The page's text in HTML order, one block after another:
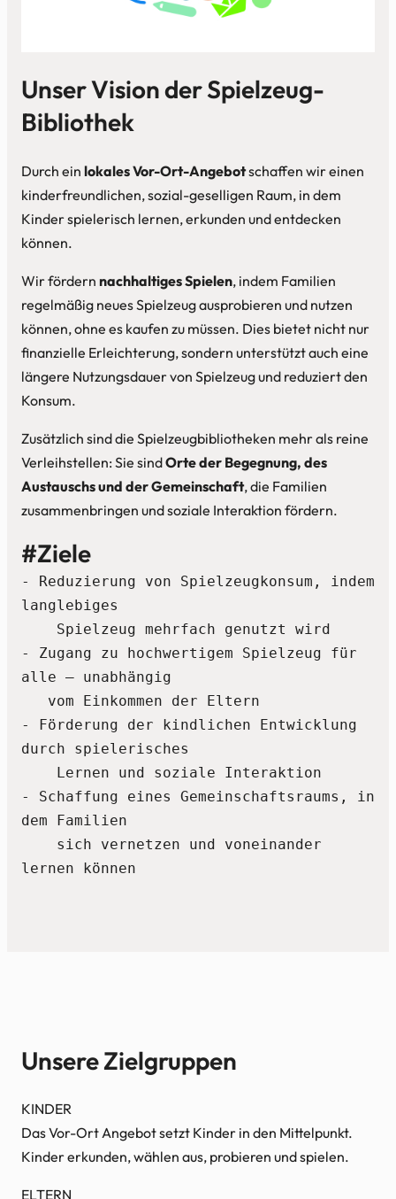
Unser Vision der Spielzeug-
Bibliothek
Durch ein lokales Vor-Ort-Angebotschaffen wir einen
kinderfreundlichen, sozial-geselligen Raum, in dem
Kinder spielerisch lernen, erkunden und entdecken
können.
Wir fördern nachhaltiges Spielen, indem Familien
regelmäßig neues Spielzeug ausprobieren und nutzen
können, ohne es kaufen zu müssen. Dies bietet nicht nur
finanzielle Erleichterung, sondern unterstützt auch eine
längere Nutzungsdauer von Spielzeug und reduziert den
Konsum.
Zusätzlich sind die Spielzeugbibliotheken mehr als reine
Verleihstellen: Sie sindOrte der Begegnung, des
Austauschs und der Gemeinschaft, die Familien
zusammenbringen und soziale Interaktion fördern.
#Ziele
- Reduzierung von Spielzeugkonsum, indem
langlebiges
    Spielzeug mehrfach genutzt wird
- Zugang zu hochwertigem Spielzeug für
alle – unabhängig
   vom Einkommen der Eltern
- Förderung der kindlichen Entwicklung
durch spielerisches
    Lernen und soziale Interaktion
- Schaffung eines Gemeinschaftsraums, in
dem Familien
lernen können
Unsere Zielgruppen
KINDER
Das Vor-Ort Angebot setzt Kinder in den Mittelpunkt.
Kinder erkunden, wählen aus, probieren und spielen.
ELTERN